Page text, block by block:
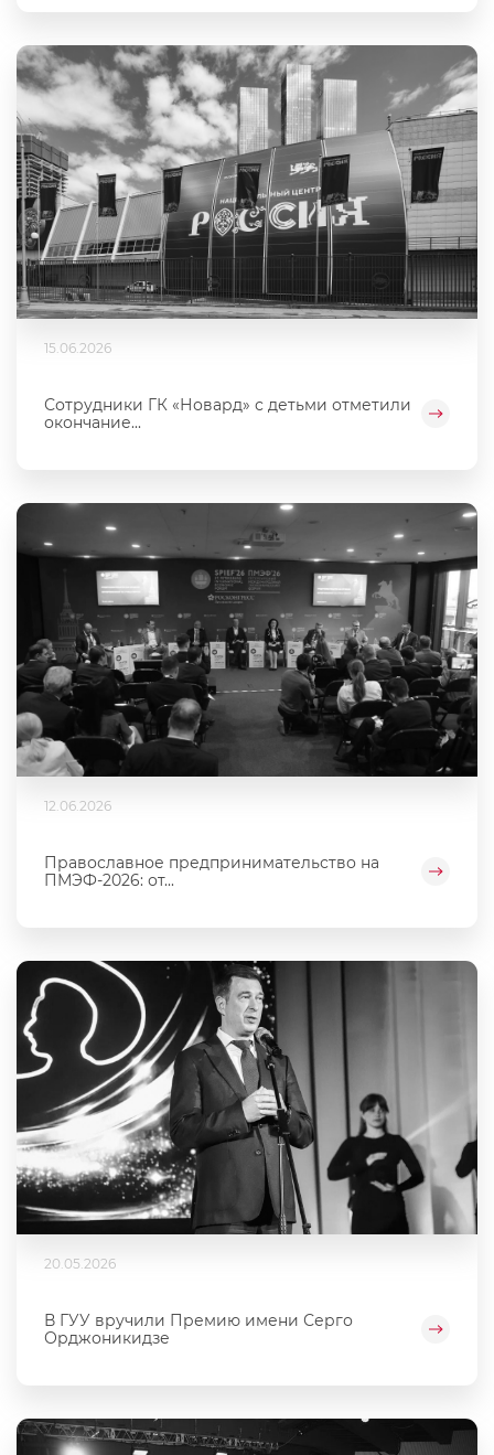
15.06.2026
Сотрудники ГК «Новард» с детьми отметили
окончание...
12.06.2026
Православное предпринимательство на
ПМЭФ-2026: от...
20.05.2026
В ГУУ вручили Премию имени Серго
Орджоникидзе